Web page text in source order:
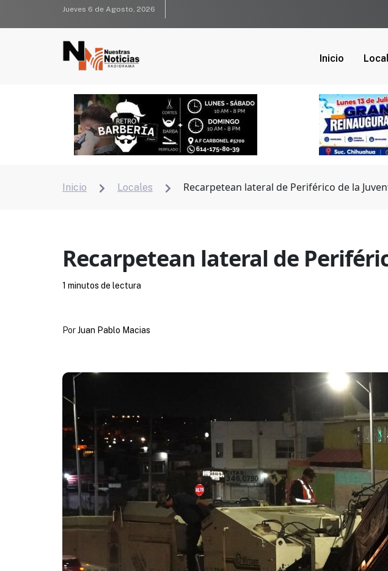
Jueves 6 de Agosto, 2026
Inicio
Inicio  Locales  Recarpetean lateral de Periférico de la
Recarpetean lateral de
PorJuan Pablo Macias
1 minutos de lectura